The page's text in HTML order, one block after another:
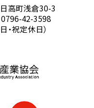
高町浅倉30-3
42-3598
・祝定休日）